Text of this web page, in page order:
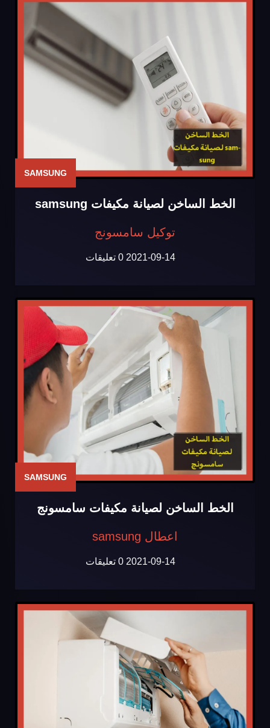
SAMSUNG
الخط الساخن لصيانة مكيفات samsung
توكيل سامسونج
2021-09-14 0 تعليقات
SAMSUNG
الخط الساخن لصيانة مكيفات سامسونج
اعطال samsung
2021-09-14 0 تعليقات